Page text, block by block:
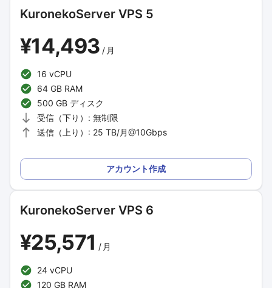
KuronekoServer VPS 5
¥14,493 / 月
16 vCPU
64 GB RAM
500 GB ディスク
受信（下り）: 無制限
送信（上り）: 25 TB/月@10Gbps
アカウント作成
KuronekoServer VPS 6
¥25,571 / 月
24 vCPU
120 GB RAM